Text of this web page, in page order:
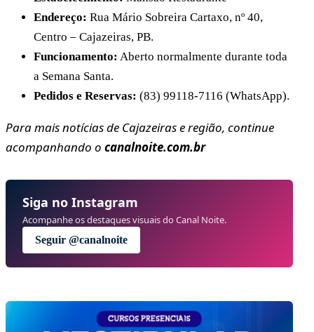
Endereço: Rua Mário Sobreira Cartaxo, nº 40,
Centro – Cajazeiras, PB.
Funcionamento: Aberto normalmente durante toda
a Semana Santa.
Pedidos e Reservas: (83) 99118-7116 (WhatsApp).
Para mais notícias de Cajazeiras e região, continue
acompanhando o canalnoite.com.br
Siga no Instagram
Acompanhe os destaques visuais do Canal Noite.
Seguir @canalnoite